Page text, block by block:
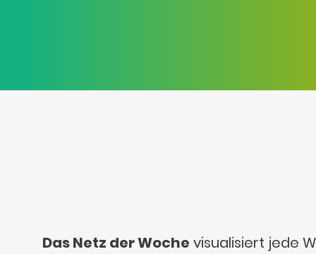
Das Netz der Woche visualisiert jede